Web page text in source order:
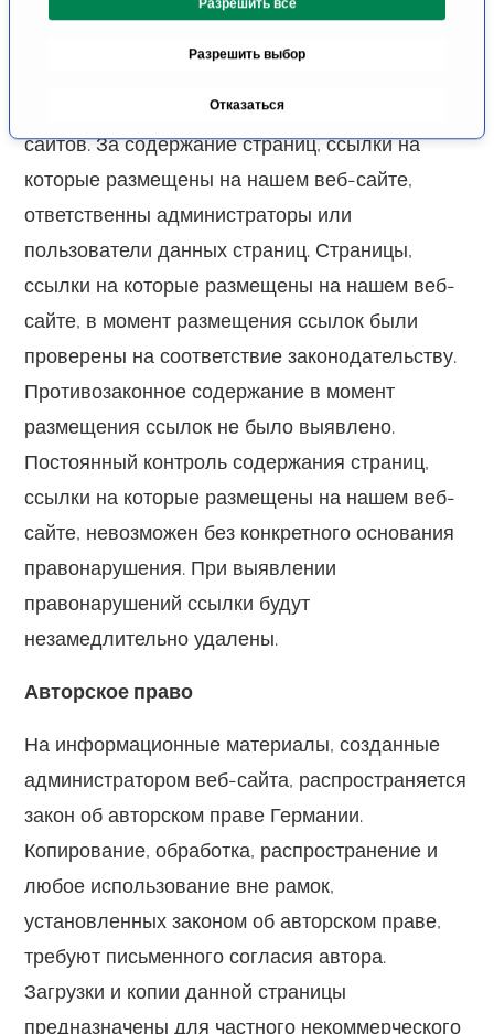
я
Разрешить все
Разрешить выбор
Отказаться
ручаться за содержание посторонних веб-
сайтов. За содержание страниц, ссылки на
которые размещены на нашем веб-сайте,
ответственны администраторы или
пользователи данных страниц. Страницы,
ссылки на которые размещены на нашем веб-
сайте, в момент размещения ссылок были
проверены на соответствие законодательству.
Противозаконное содержание в момент
размещения ссылок не было выявлено.
Постоянный контроль содержания страниц,
ссылки на которые размещены на нашем веб-
сайте, невозможен без конкретного основания
правонарушения. При выявлении
правонарушений ссылки будут
незамедлительно удалены.
Авторское право
На информационные материалы, созданные
администратором веб-сайта, распространяется
закон об авторском праве Германии.
Копирование, обработка, распространение и
любое использование вне рамок,
установленных законом об авторском праве,
требуют письменного согласия автора.
Загрузки и копии данной страницы
предназначены для частного некоммерческого